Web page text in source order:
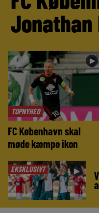
Jonathan
TOPNYHED
►
FC København skal
møde kæmpe ikon
EKSKLUSIVT ►